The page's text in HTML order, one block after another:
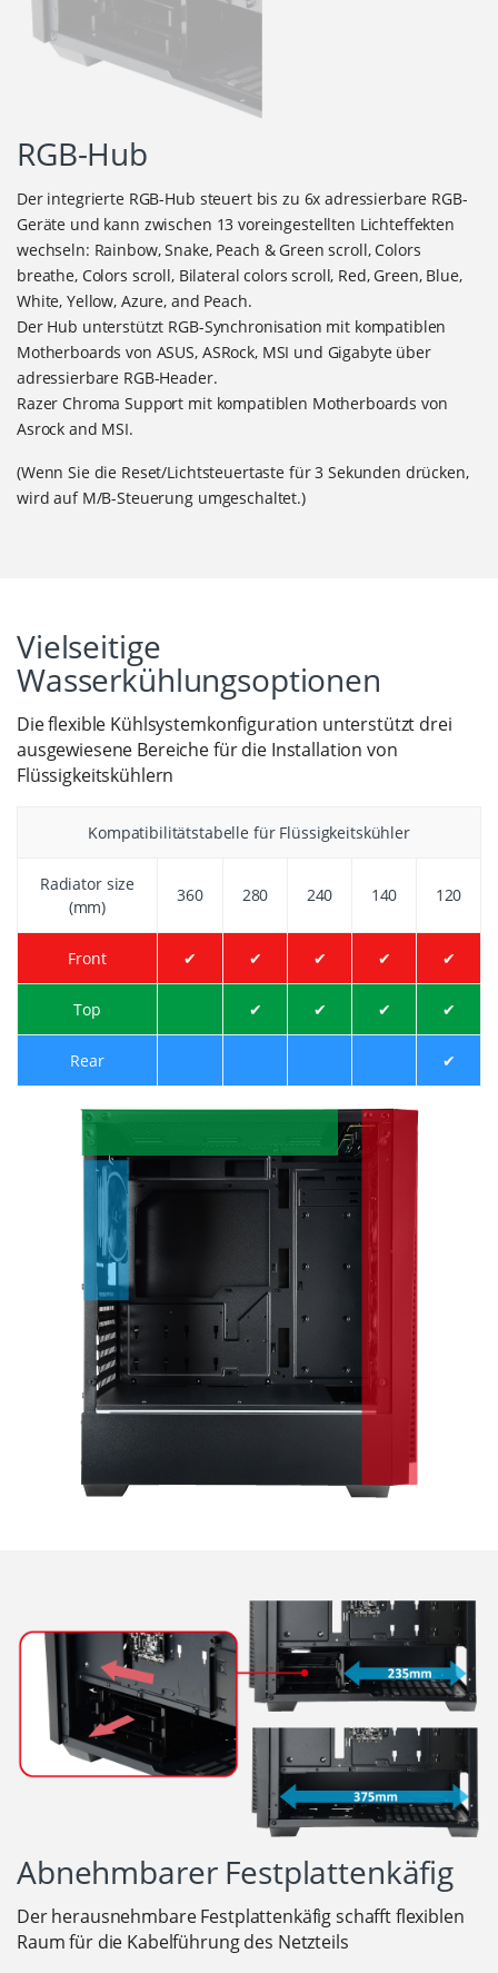
RGB-Hub
Der integrierte RGB-Hub steuert bis zu 6x adressierbare RGB-
Geräte und kann zwischen 13 voreingestellten Lichteffekten
wechseln: Rainbow, Snake, Peach & Green scroll, Colors
breathe, Colors scroll, Bilateral colors scroll, Red, Green, Blue,
White, Yellow, Azure, and Peach.
Der Hub unterstützt RGB-Synchronisation mit kompatiblen
Motherboards von ASUS, ASRock, MSI und Gigabyte über
adressierbare RGB-Header.
Razer Chroma Support mit kompatiblen Motherboards von
Asrock and MSI.
(Wenn Sie die Reset/Lichtsteuertaste für 3 Sekunden drücken,
wird auf M/B-Steuerung umgeschaltet.)
Vielseitige
Wasserkühlungsoptionen
Die flexible Kühlsystemkonfiguration unterstützt drei
ausgewiesene Bereiche für die Installation von
Flüssigkeitskühlern
Kompatibilitätstabelle für Flüssigkeitskühler
Radiator size
(mm)
360 280 240 140 120
Front ✔ ✔ ✔ ✔ ✔
Top ✔ ✔ ✔ ✔
Rear ✔
Abnehmbarer Festplattenkäfig
Der herausnehmbare Festplattenkäfig schafft flexiblen
Raum für die Kabelführung des Netzteils